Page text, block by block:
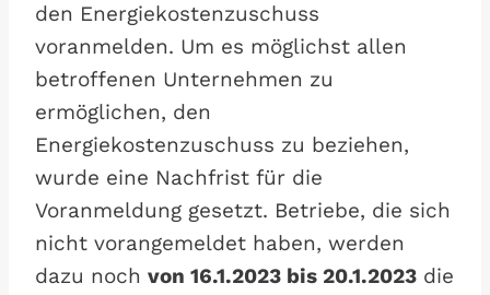
den Energiekostenzuschuss
voranmelden. Um es möglichst allen
betroffenen Unternehmen zu
ermöglichen, den
Energiekostenzuschuss zu beziehen,
wurde eine Nachfrist für die
Voranmeldung gesetzt. Betriebe, die sich
nicht vorangemeldet haben, werden
dazu noch von 16.1.2023 bis 20.1.2023 die